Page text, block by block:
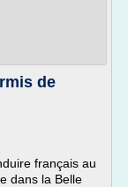
de
français au
dans la Belle